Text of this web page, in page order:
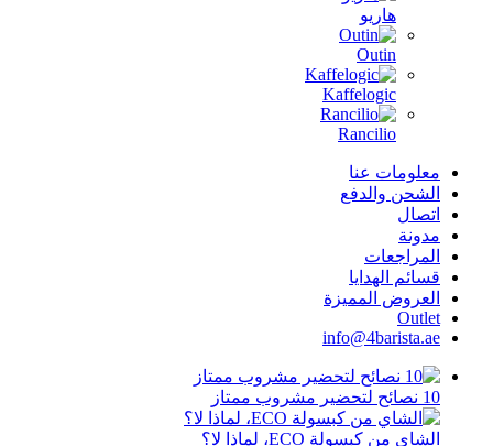
هاريو
Outin
Kaffelogic
Rancilio
معلومات عنا
الشحن والدفع
اتصال
مدونة
المراجعات
قسائم الهدايا
العروض المميزة
Outlet
info@4barista.ae
10 نصائح لتحضير مشروب ممتاز
الشاي من كبسولة ECO، لماذا لا؟